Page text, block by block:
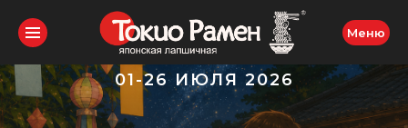
Меню
01-26 ИЮЛЯ 2026